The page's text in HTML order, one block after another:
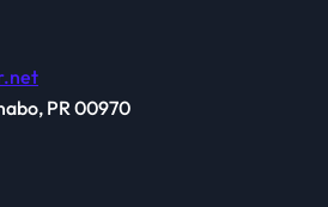
PR 00970